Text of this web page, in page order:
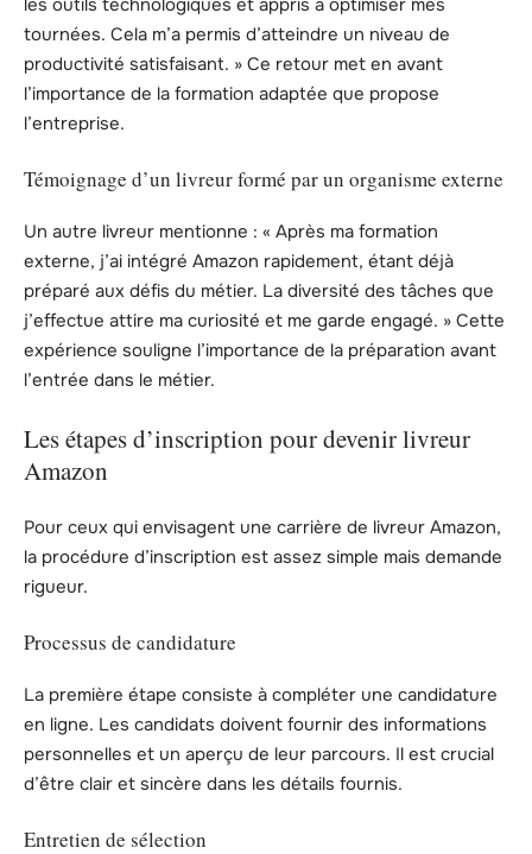
les outils technologiques et appris à optimiser mes
tournées. Cela m’a permis d’atteindre un niveau de
productivité satisfaisant. » Ce retour met en avant
l’importance de la formation adaptée que propose
l’entreprise.
Témoignage d’un livreur formé par un organisme externe
Un autre livreur mentionne : « Après ma formation
externe, j’ai intégré Amazon rapidement, étant déjà
préparé aux défis du métier. La diversité des tâches que
j’effectue attire ma curiosité et me garde engagé. » Cette
expérience souligne l’importance de la préparation avant
l’entrée dans le métier.
Les étapes d’inscription pour devenir livreur
Amazon
Pour ceux qui envisagent une carrière de livreur Amazon,
la procédure d’inscription est assez simple mais demande
rigueur.
Processus de candidature
La première étape consiste à compléter une candidature
en ligne. Les candidats doivent fournir des informations
personnelles et un aperçu de leur parcours. Il est crucial
d’être clair et sincère dans les détails fournis.
Entretien de sélection